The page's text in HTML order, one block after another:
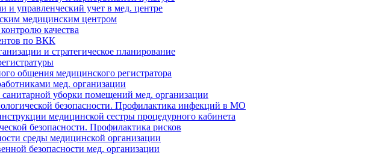
и управленческий учет в мед. центре
медицинским центром
качества
по ВКК
и стратегическое планирование
общения медицинского регистратора
мед. организации
санитарной уборки помещений мед. организации
безопасности. Профилактика инфекций в МО
медицинской сестры процедурного кабинета
безопасности. Профилактика рисков
среды медицинской организации
безопасности мед. организации